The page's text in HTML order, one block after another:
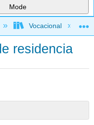
Mode
global
Vocacional
residencia